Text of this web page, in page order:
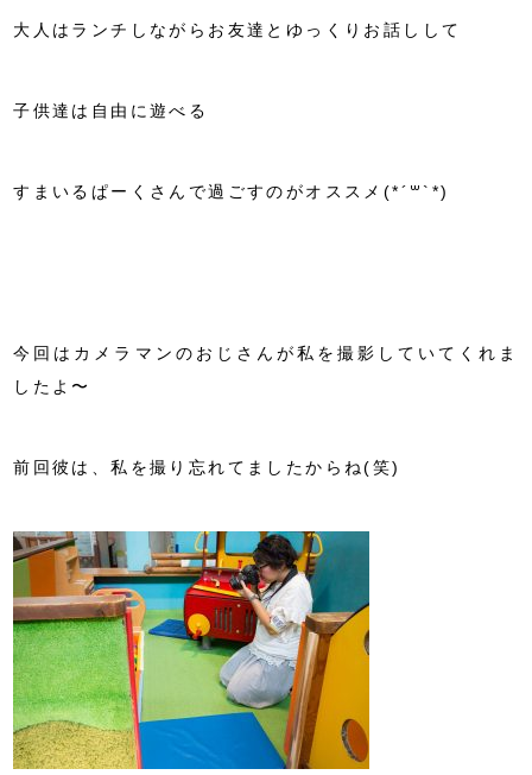
大人はランチしながらお友達とゆっくりお話しして
子供達は自由に遊べる
すまいるぱーくさんで過ごすのがオススメ(*´꒳`*)
今回はカメラマンのおじさんが私を撮影していてくれま
したよ〜
前回彼は、私を撮り忘れてましたからね(笑)